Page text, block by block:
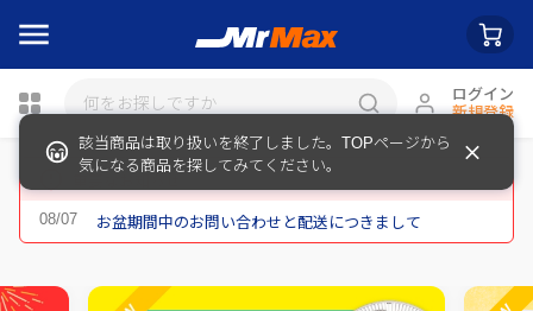
ログイン
新規登録
お盆期間中のお問い合わせと配送につきまして
該当商品は取り扱いを終了しました。TOPページから
気になる商品を探してみてください。